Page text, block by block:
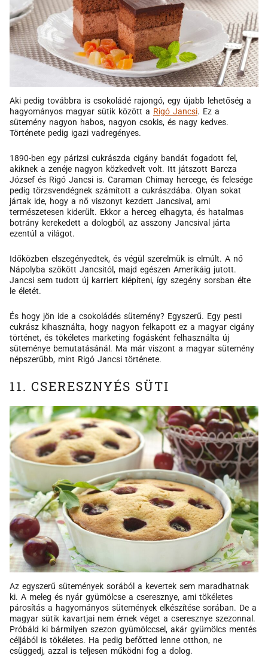
Aki pedig továbbra is csokoládé rajongó, egy újabb lehetőség a
hagyományos magyar sütik között a Rigó Jancsi. Ez a
sütemény nagyon habos, nagyon csokis, és nagy kedves.
Története pedig igazi vadregényes.
1890-ben egy párizsi cukrászda cigány bandát fogadott fel,
akiknek a zenéje nagyon közkedvelt volt. Itt játszott Barcza
József és Rigó Jancsi is. Caraman Chimay hercege, és felesége
pedig törzsvendégnek számított a cukrászdába. Olyan sokat
jártak ide, hogy a nő viszonyt kezdett Jancsival, ami
természetesen kiderült. Ekkor a herceg elhagyta, és hatalmas
botrány kerekedett a dologból, az asszony Jancsival járta
ezentúl a világot.
Időközben elszegényedtek, és végül szerelmük is elmúlt. A nő
Nápolyba szökött Jancsitól, majd egészen Amerikáig jutott.
Jancsi sem tudott új karriert kiépíteni, így szegény sorsban élte
le életét.
És hogy jön ide a csokoládés sütemény? Egyszerű. Egy pesti
cukrász kihasználta, hogy nagyon felkapott ez a magyar cigány
történet, és tökéletes marketing fogásként felhasználta új
süteménye bemutatásánál. Ma már viszont a magyar sütemény
népszerűbb, mint Rigó Jancsi története.
11. CSERESZNYÉS SÜTI
Az egyszerű sütemények sorából a kevertek sem maradhatnak
ki. A meleg és nyár gyümölcse a cseresznye, ami tökéletes
párosítás a hagyományos sütemények elkészítése sorában. De a
magyar sütik kavartjai nem érnek véget a cseresznye szezonnal.
Próbáld ki bármilyen szezon gyümölccsel, akár gyümölcs mentés
céljából is tökéletes. Ha pedig befőtted lenne otthon, ne
csüggedj, azzal is teljesen működni fog a dolog.